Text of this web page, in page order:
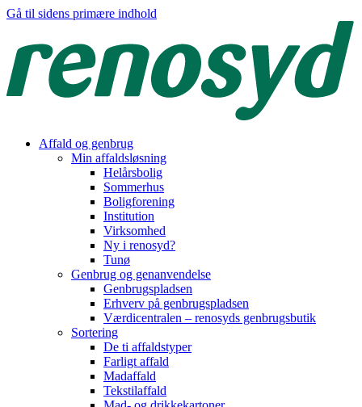
Gå til sidens primære indhold
Affald og genbrug
Min affaldsløsning
Helårsbolig
Sommerhus
Boligforening
Institution
Virksomhed
Ny i renosyd?
Tunø
Genbrug og genanvendelse
Genbrugspladsen
Erhverv på genbrugspladsen
Værdicentralen – renosyds genbrugsbutik
Sortering
De ti affaldstyper
Farligt affald
Madaffald
Tekstilaffald